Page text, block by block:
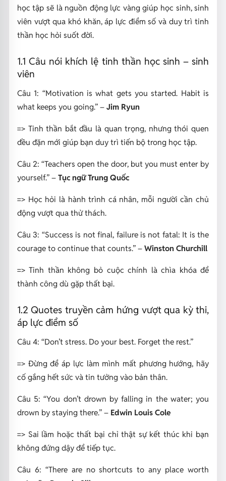
học tập sẽ là nguồn động lực vàng giúp học sinh, sinh
viên vượt qua khó khăn, áp lực điểm số và duy trì tinh
thần học hỏi suốt đời.
1.1 Câu nói khích lệ tinh thần học sinh – sinh
viên
Câu 1: “Motivation is what gets you started. Habit is
what keeps you going.”– Jim Ryun
=> Tinh thần bắt đầu là quan trọng, nhưng thói quen
đều đặn mới giúp bạn duy trì tiến bộ trong học tập.
Câu 2: “Teachers open the door, but you must enter by
yourself.”– Tục ngữ Trung Quốc
=> Học hỏi là hành trình cá nhân, mỗi người cần chủ
động vượt qua thử thách.
Câu 3: “Success is not final, failure is not fatal: It is the
courage to continue that counts.”– Winston Churchill
=> Tinh thần không bỏ cuộc chính là chìa khóa để
thành công dù gặp thất bại.
1.2 Quotes truyền cảm hứng vượt qua kỳ thi,
áp lực điểm số
Câu 4: “Don’t stress. Do your best. Forget the rest.”
=> Đừng để áp lực làm mình mất phương hướng, hãy
cố gắng hết sức và tin tưởng vào bản thân.
Câu 5:“You don’t drown by falling in the water; you
drown by staying there.”– Edwin Louis Cole
=> Sai lầm hoặc thất bại chỉ thật sự kết thúc khi bạn
không đứng dậy để tiếp tục.
Câu 6: “There are no shortcuts to any place worth